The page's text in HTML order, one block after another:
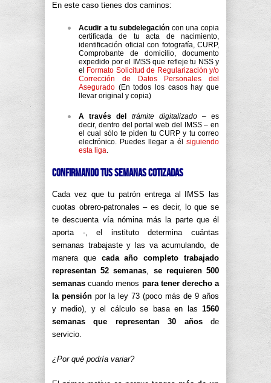
En este caso tienes dos caminos:
Acudir a tu subdelegación con una copia
certificada de tu acta de nacimiento,
identificación oficial con fotografía, CURP,
Comprobante de domicilio, documento
expedido por el IMSS que refleje tu NSS y
el
Formato Solicitud de Regularización y/o
Corrección de Datos Personales del
Asegurado (En todos los casos hay que
llevar original y copia)
A través del trámite digitalizado– es
decir, dentro del portal web del IMSS – en
el cual sólo te piden tu CURP y tu correo
electrónico. Puedes llegar a él siguiendo
esta liga.
Confirmando tus semanas cotizadas
Cada vez que tu patrón entrega al IMSS las
cuotas obrero-patronales – es decir, lo que se
te descuenta vía nómina más la parte que él
aporta -, el instituto determina cuántas
semanas trabajaste y las va acumulando, de
manera que cada año completo trabajado
representan 52 semanas, se requieren 500
semanas cuando menos para tener derecho a
la pensión por la ley 73 (poco más de 9 años
y medio), y el cálculo se basa en las 1560
semanas que representan 30 añosde
servicio.
¿Por qué podría variar?